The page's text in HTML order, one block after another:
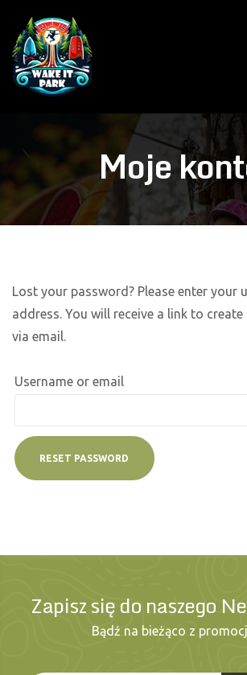
Moje
Lost your password? Please enter your
address. You will receive a link to create
via email.
Username or email
RESET PASSWORD
Zapisz się do naszego
Bądź na bieżąco z